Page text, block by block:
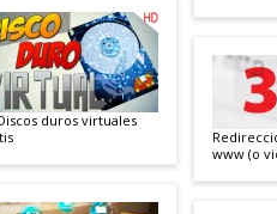
duros virtuales
www (o